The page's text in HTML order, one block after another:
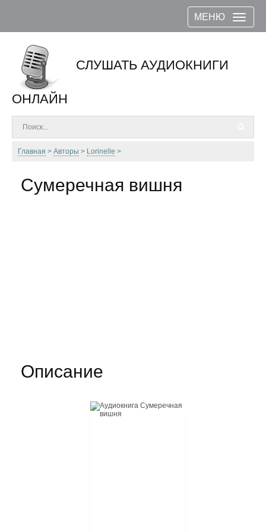
МЕНЮ
СЛУШАТЬ АУДИОКНИГИ
ОНЛАЙН
Главная Авторы Lorinelle
Сумеречная вишня
Описание